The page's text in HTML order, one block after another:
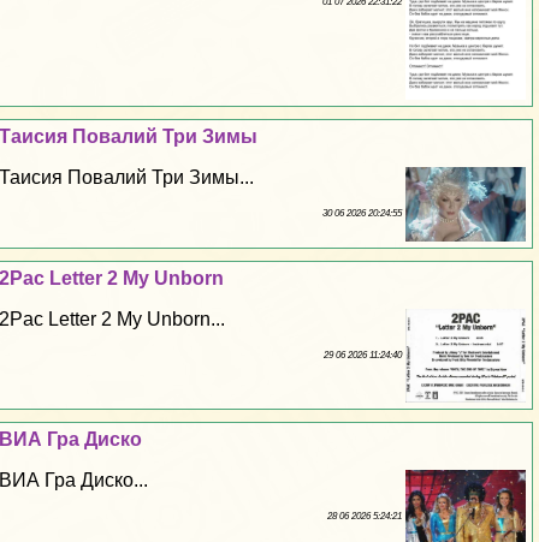
Таисия Повалий Три Зимы
Таисия Повалий Три Зимы...
30 06 2026 20:24:55
2Pac Letter 2 My Unborn
2Pac Letter 2 My Unborn...
29 06 2026 11:24:40
ВИА Гра Диско
ВИА Гра Диско...
28 06 2026 5:24:21